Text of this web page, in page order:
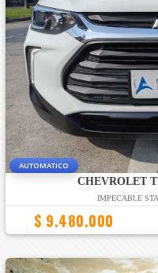
AUTOMATICO
CHEVROLET
IMPECABLE
$ 9.480.000